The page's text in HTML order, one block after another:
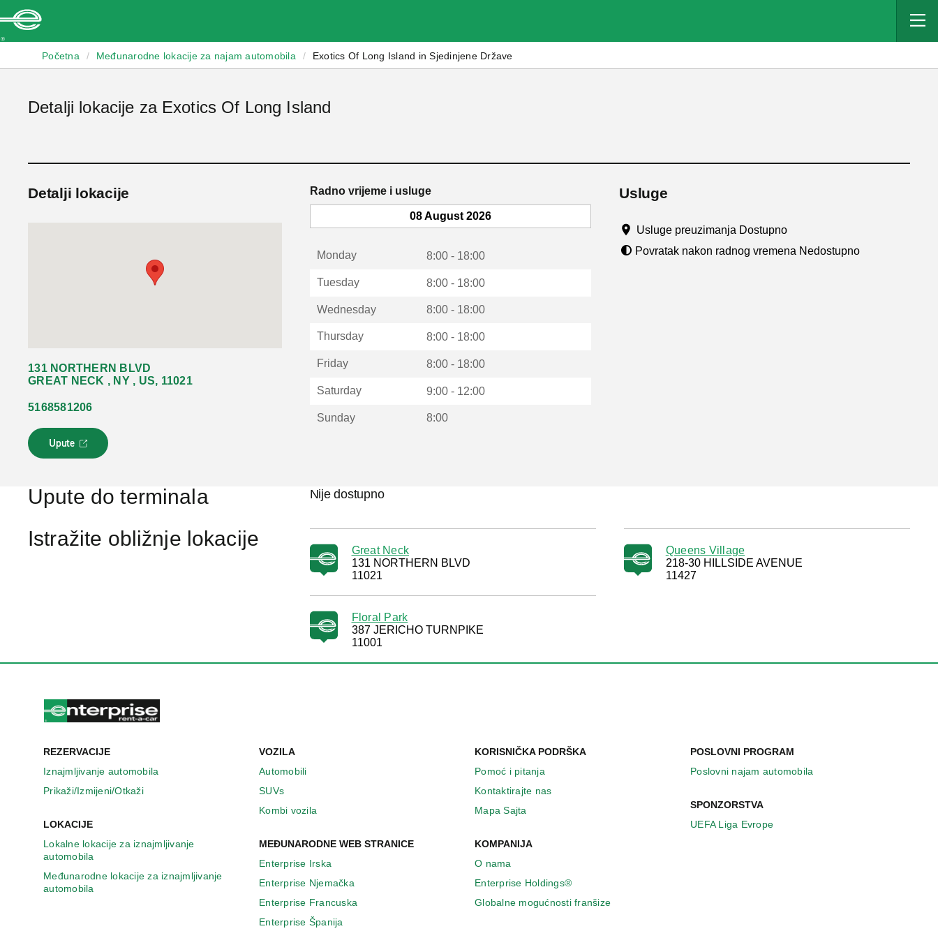
Početna / Međunarodne lokacije za najam automobila / Exotics Of Long Island in Sjedinjene Države
Detalji lokacije za Exotics Of Long Island
Detalji lokacije
131 NORTHERN BLVD
GREAT NECK , NY , US, 11021
5168581206
Upute
L
i
s
o
t
p
r
o
o
r
Radno vrijeme i usluge
08 August 2026
Monday 8:00 - 18:00
Tuesday 8:00 - 18:00
Wednesday 8:00 - 18:00
Thursday 8:00 - 18:00
Friday 8:00 - 18:00
Saturday 9:00 - 12:00
Sunday 8:00
Usluge
Usluge preuzimanja Dostupno
Povratak nakon radnog vremena Nedostupno
Upute do terminala Nije dostupno
Istražite obližnje lokacije
Great Neck
131 NORTHERN BLVD
11021
Queens Village
218-30 HILLSIDE AVENUE
11427
Floral Park
387 JERICHO TURNPIKE
11001
REZERVACIJE
Iznajmljivanje automobila
Prikaži/Izmijeni/Otkaži
LOKACIJE
Lokalne lokacije za iznajmljivanje
automobila
Međunarodne lokacije za iznajmljivanje
automobila
VOZILA
Automobili
SUVs
Kombi vozila
MEĐUNARODNE WEB STRANICE
Enterprise Irska
Enterprise Njemačka
Enterprise Francuska
Enterprise Španija
KORISNIČKA PODRŠKA
Pomoć i pitanja
Kontaktirajte nas
Mapa Sajta
KOMPANIJA
O nama
Enterprise Holdings®
Globalne mogućnosti franšize
POSLOVNI PROGRAM
Poslovni najam automobila
SPONZORSTVA
UEFA Liga Evrope